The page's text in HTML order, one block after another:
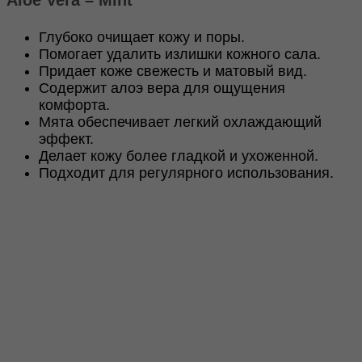
Mint
300ml
Глубоко очищает кожу и поры.
Помогает удалить излишки кожного сала.
Придает коже свежесть и матовый вид.
Содержит алоэ вера для ощущения
комфорта.
Мята обеспечивает легкий охлаждающий
эффект.
Делает кожу более гладкой и ухоженной.
Подходит для регулярного использования.